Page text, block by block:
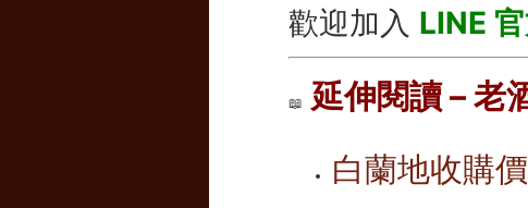
歡迎加入 LINE
📖 延伸閱讀 – 老
白蘭地收購